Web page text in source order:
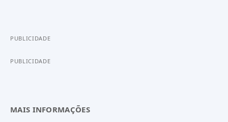
PUBLICIDADE
PUBLICIDADE
MAIS INFORMAÇÕES